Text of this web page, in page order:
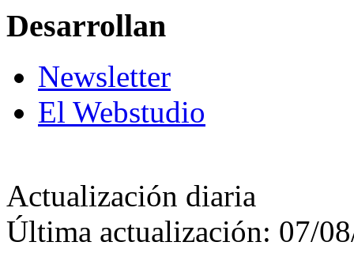
Desarrollan
Newsletter
El Webstudio
Actualización diaria
Última actualización: 07/